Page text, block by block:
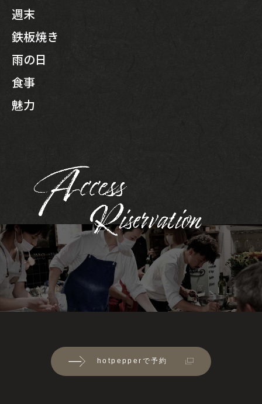
週末
鉄板焼き
雨の日
食事
魅力
hotpepperで予約